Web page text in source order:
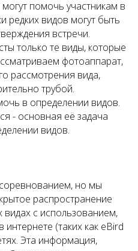
помочь участникам в
редких видов могут быть
встречи.
только те виды, которые
фотоаппарат,
рассмотрения вида,
трубой.
в определении видов.
- основная её задача
видов.
но мы
распространение
с использованием,
(таких как eBird
Эта информация,